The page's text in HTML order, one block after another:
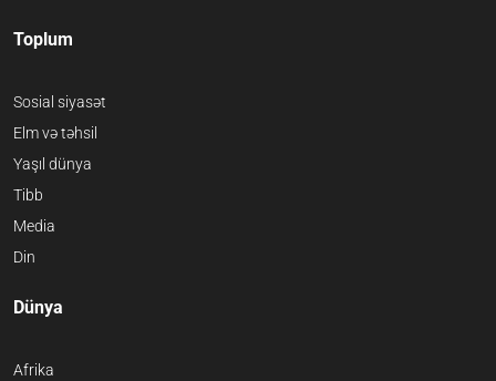
Toplum
Sosial siyasət
Elm və təhsil
Yaşıl dünya
Tibb
Media
Din
Dünya
Afrika